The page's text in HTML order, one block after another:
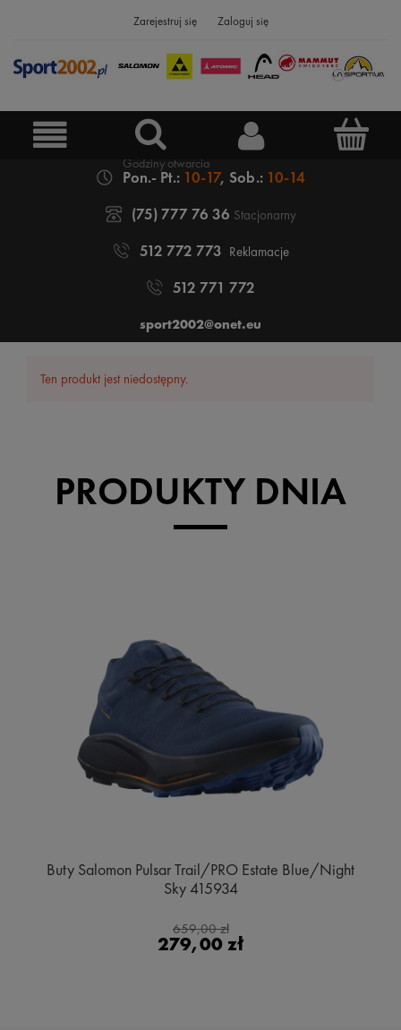
Zarejestruj się Zaloguj się
Pon.- Pt.: 10-17, Sob.: 10-14
(75) 777 76 36 Stacjonarny
512 772 773 Reklamacje
512 771 772
sport2002@onet.eu
Ten produkt jest niedostępny.
PRODUKTY DNIA
Buty Salomon Pulsar Trail/PRO Estate Blue/Night
Sky 415934
659,00 zł
279,00 zł